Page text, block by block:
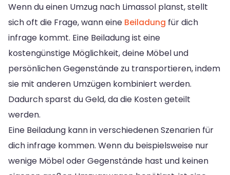
Wenn du einen Umzug nach Limassol planst, stellt
sich oft die Frage, wann eine Beiladung für dich
infrage kommt. Eine Beiladung ist eine
kostengünstige Möglichkeit, deine Möbel und
persönlichen Gegenstände zu transportieren, indem
sie mit anderen Umzügen kombiniert werden.
Dadurch sparst du Geld, da die Kosten geteilt
werden.
Eine Beiladung kann in verschiedenen Szenarien für
dich infrage kommen. Wenn du beispielsweise nur
wenige Möbel oder Gegenstände hast und keinen